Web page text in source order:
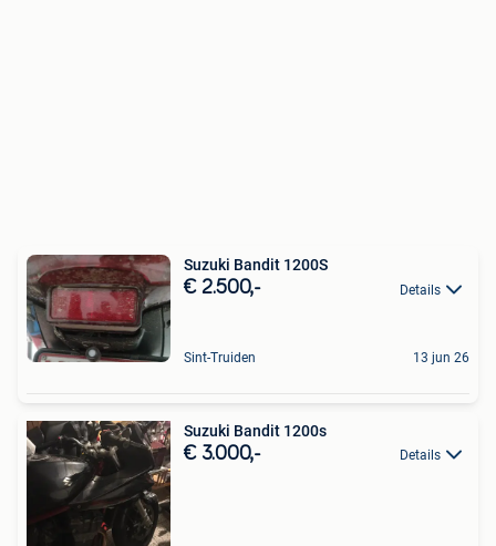
Suzuki Bandit 1200S
€ 2.500,- Details
Sint-Truiden 13 jun 26
Suzuki Bandit 1200s
€ 3.000,- Details